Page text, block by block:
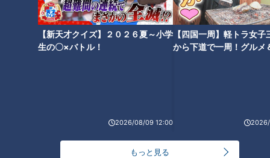
【新天才クイズ】２０２６夏～小学
生の〇×バトル！
2026/08/09 12:00
【四国一周】軽トラ女子
から下道で一周！グルメ
もっと見る
く船、温度を低く保つための保冷設備もない。その魅力的な果
物を島の外に運んで広く販売するために考え出されたのが“缶
詰に加工すること”だった。海外のパイナップル産地であるハ